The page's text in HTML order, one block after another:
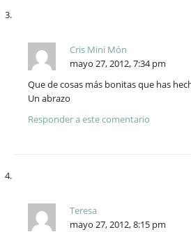
Cris Mini Món
mayo 27, 2012, 7:34 pm
Que de cosas más bonitas que has
Un abrazo
Responder a este comentario
Teresa
mayo 27, 2012, 8:15 pm